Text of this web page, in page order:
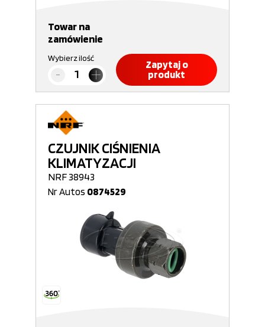
Towar na
zamówienie
Wybierz ilość
Zapytaj o
produkt
CZUJNIK CIŚNIENIA
KLIMATYZACJI
NRF 38943
Nr Autos 0874529